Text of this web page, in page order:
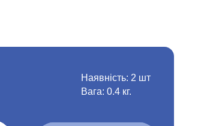
Наявність: 2 шт
Вага: 0.4 кг.